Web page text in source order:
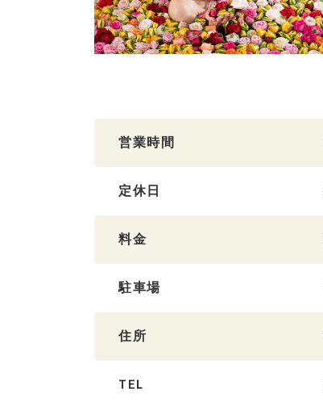
営業時間
定休日
料金
駐車場
住所
TEL